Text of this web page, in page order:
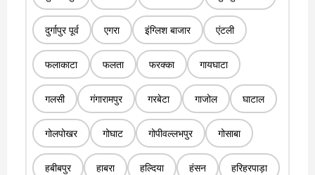
दुर्गापुर पूर्व एगरा इंग्लिश बाजार एंटली
फलाकाटा फलता फरक्का गायघाटा
गलसी गंगारामपुर गरबेटा गाजोल घाटाल
गोलपोखर गोघाट गोपीवल्लभपुर गोसाबा
हबीबपुर हाबरा हल्दिया हंसन हरिहरपाड़ा